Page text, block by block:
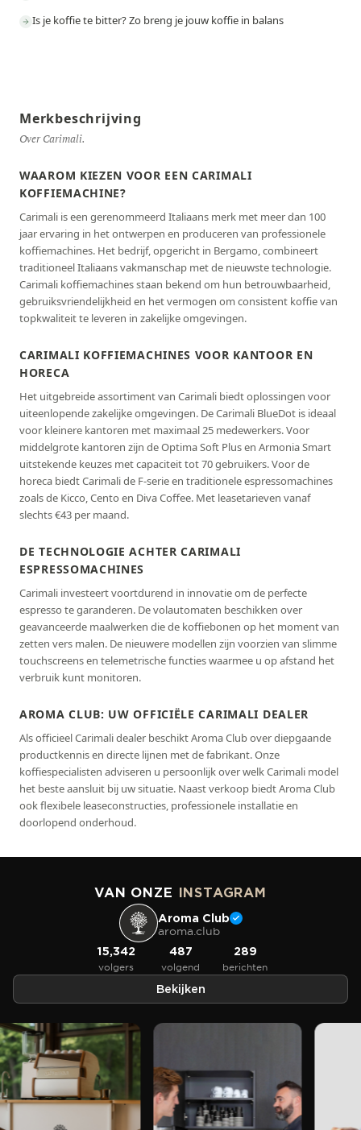
Is je koffie te bitter? Zo breng je jouw koffie in balans
Merkbeschrijving
Over Carimali.
WAAROM KIEZEN VOOR EEN CARIMALI
KOFFIEMACHINE?
Carimali is een gerenommeerd Italiaans merk met meer dan 100
jaar ervaring in het ontwerpen en produceren van professionele
koffiemachines. Het bedrijf, opgericht in Bergamo, combineert
traditioneel Italiaans vakmanschap met de nieuwste technologie.
Carimali koffiemachines staan bekend om hun betrouwbaarheid,
gebruiksvriendelijkheid en het vermogen om consistent koffie van
topkwaliteit te leveren in zakelijke omgevingen.
CARIMALI KOFFIEMACHINES VOOR KANTOOR EN
HORECA
Het uitgebreide assortiment van Carimali biedt oplossingen voor
uiteenlopende zakelijke omgevingen. De Carimali BlueDot is ideaal
voor kleinere kantoren met maximaal 25 medewerkers. Voor
middelgrote kantoren zijn de Optima Soft Plus en Armonia Smart
uitstekende keuzes met capaciteit tot 70 gebruikers. Voor de
horeca biedt Carimali de F-serie en traditionele espressomachines
zoals de Kicco, Cento en Diva Coffee. Met leasetarieven vanaf
slechts €43 per maand.
DE TECHNOLOGIE ACHTER CARIMALI
ESPRESSOMACHINES
Carimali investeert voortdurend in innovatie om de perfecte
espresso te garanderen. De volautomaten beschikken over
geavanceerde maalwerken die de koffiebonen op het moment van
zetten vers malen. De nieuwere modellen zijn voorzien van slimme
touchscreens en telemetrische functies waarmee u op afstand het
verbruik kunt monitoren.
AROMA CLUB: UW OFFICIËLE CARIMALI DEALER
Als officieel Carimali dealer beschikt Aroma Club over diepgaande
productkennis en directe lijnen met de fabrikant. Onze
koffiespecialisten adviseren u persoonlijk over welk Carimali model
het beste aansluit bij uw situatie. Naast verkoop biedt Aroma Club
ook flexibele leaseconstructies, professionele installatie en
doorlopend onderhoud.
VAN ONZE INSTAGRAM
Aroma Club
aroma.club
15,342
volgers
487
volgend
289
berichten
Bekijken